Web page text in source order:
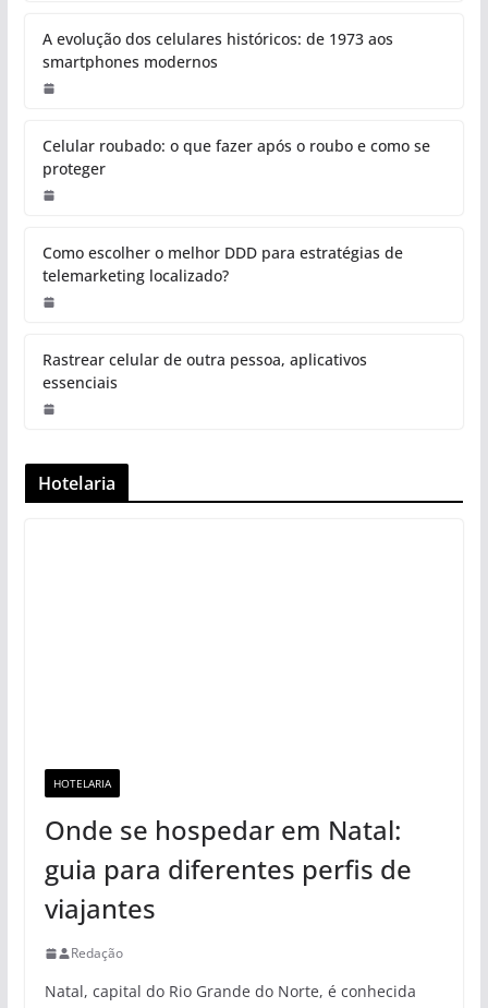
A evolução dos celulares históricos: de 1973 aos
smartphones modernos
Celular roubado: o que fazer após o roubo e como se
proteger
Como escolher o melhor DDD para estratégias de
telemarketing localizado?
Rastrear celular de outra pessoa, aplicativos
essenciais
Hotelaria
HOTELARIA
Onde se hospedar em Natal:
guia para diferentes perfis de
viajantes
Redação
Natal, capital do Rio Grande do Norte, é conhecida